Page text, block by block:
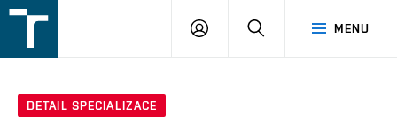
v
MENU
PŘIHLÁŠENÍ
DETAIL SPECIALIZACE